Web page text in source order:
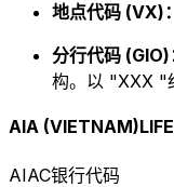
地点代码 (VX)：
分行代码 (GIO)
构。以 "XXX "
AIA
AIAC银行代码